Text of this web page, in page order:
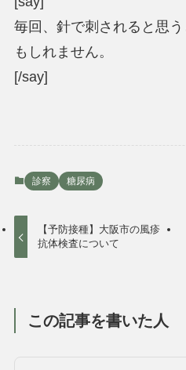
毎回、針で刺されると思
もしれません。
[/say]
診察 糖尿病
【予防接種】大阪市の風疹
抗体検査について
この記事を書いた人